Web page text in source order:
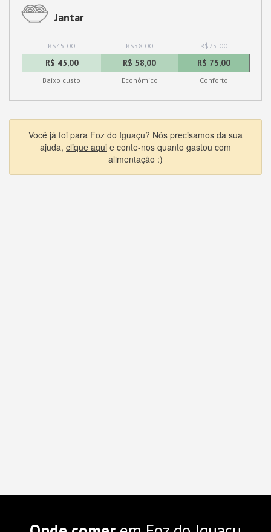
Jantar
R$45.00 R$58.00 R$75.00
R$ 45,00 R$ 58,00 R$ 75,00
Baixo custo Econômico Conforto
Você já foi para Foz do Iguaçu? Nós precisamos da sua
ajuda, clique aqui e conte-nos quanto gastou com
alimentação :)